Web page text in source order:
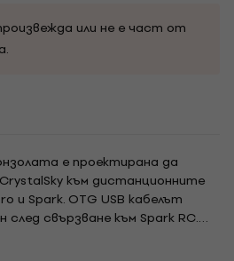
или не е част от
е проектирана да
към дистанционните
и Spark. OTG USB кабелът
след свързване към Spark RC.
скоба CrystalSky Mavic /
и винтове.